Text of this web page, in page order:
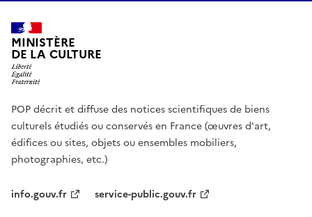
MINISTÈRE
DE LA CULTURE
POP décrit et diffuse des notices scientifiques de biens
culturels étudiés ou conservés en France (œuvres d'art,
édifices ou sites, objets ou ensembles mobiliers,
photographies, etc.)
info.gouv.fr
service-public.gouv.fr